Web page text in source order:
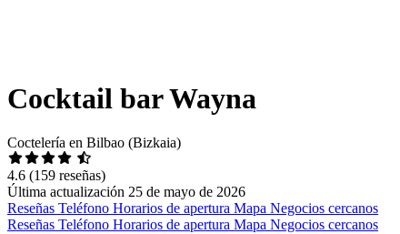
Cocktail bar Wayna
Coctelería en Bilbao (Bizkaia)
4.6 (159 reseñas)
Última actualización 25 de mayo de 2026
Reseñas Teléfono Horarios de apertura Mapa Negocios cercanos
Reseñas Teléfono Horarios de apertura Mapa Negocios cercanos